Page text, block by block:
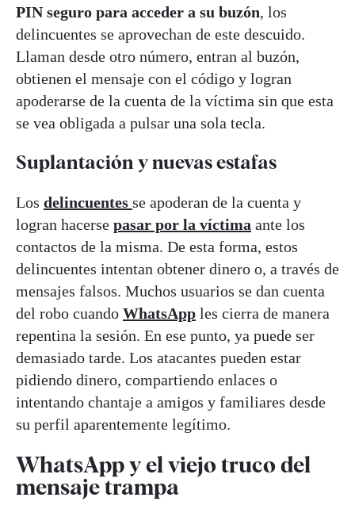
PIN seguro para acceder a su buzón, los
delincuentes se aprovechan de este descuido.
Llaman desde otro número, entran al buzón,
obtienen el mensaje con el código y logran
apoderarse de la cuenta de la víctima sin que esta
se vea obligada a pulsar una sola tecla.
Suplantación y nuevas estafas
Los delincuentes se apoderan de la cuenta y
logran hacerse pasar por la víctima ante los
contactos de la misma. De esta forma, estos
delincuentes intentan obtener dinero o, a través de
mensajes falsos. Muchos usuarios se dan cuenta
del robo cuando WhatsApp les cierra de manera
repentina la sesión. En ese punto, ya puede ser
demasiado tarde. Los atacantes pueden estar
pidiendo dinero, compartiendo enlaces o
intentando chantaje a amigos y familiares desde
su perfil aparentemente legítimo.
WhatsApp y el viejo truco del
mensaje trampa